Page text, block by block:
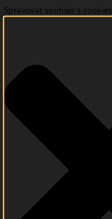
Spravovat souhlas s cookies